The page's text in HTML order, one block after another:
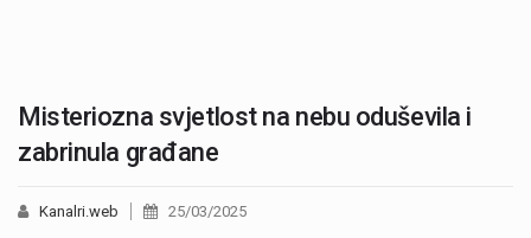
Misteriozna svjetlost na nebu oduševila i
zabrinula građane
Kanalri.web 25/03/2025